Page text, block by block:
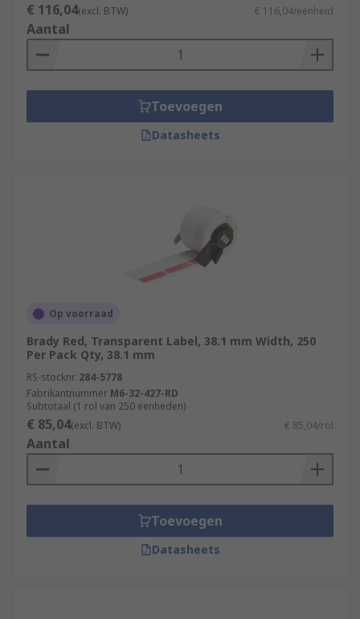
€ 116,04(excl. BTW) € 116,04/eenheid
Aantal
Toevoegen
Datasheets
Op voorraad
Brady Red, Transparent Label, 38.1 mm Width, 250
Per Pack Qty, 38.1 mm
RS-stocknr. 284-5778
Fabrikantnummer M6-32-427-RD
Subtotaal (1 rol van 250 eenheden)
€ 85,04(excl. BTW) € 85,04/rol
Aantal
Toevoegen
Datasheets